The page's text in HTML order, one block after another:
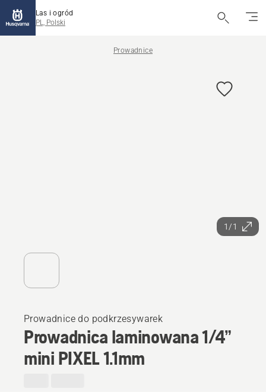
Las i ogród
PL, Polski
Prowadnice
1/1
Prowadnice do podkrzesywarek
Prowadnica laminowana 1/4”
mini PIXEL 1.1mm